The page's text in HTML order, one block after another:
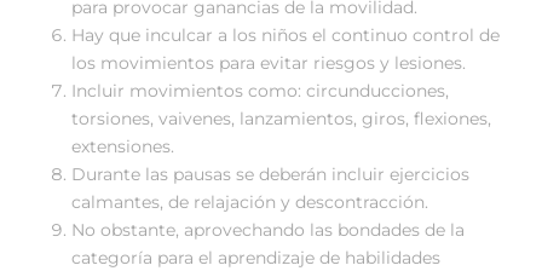
para provocar ganancias de la movilidad.
Hay que inculcar a los niños el continuo control de
los movimientos para evitar riesgos y lesiones.
Incluir movimientos como: circunducciones,
torsiones, vaivenes, lanzamientos, giros, flexiones,
extensiones.
Durante las pausas se deberán incluir ejercicios
calmantes, de relajación y descontracción.
No obstante, aprovechando las bondades de la
categoría para el aprendizaje de habilidades